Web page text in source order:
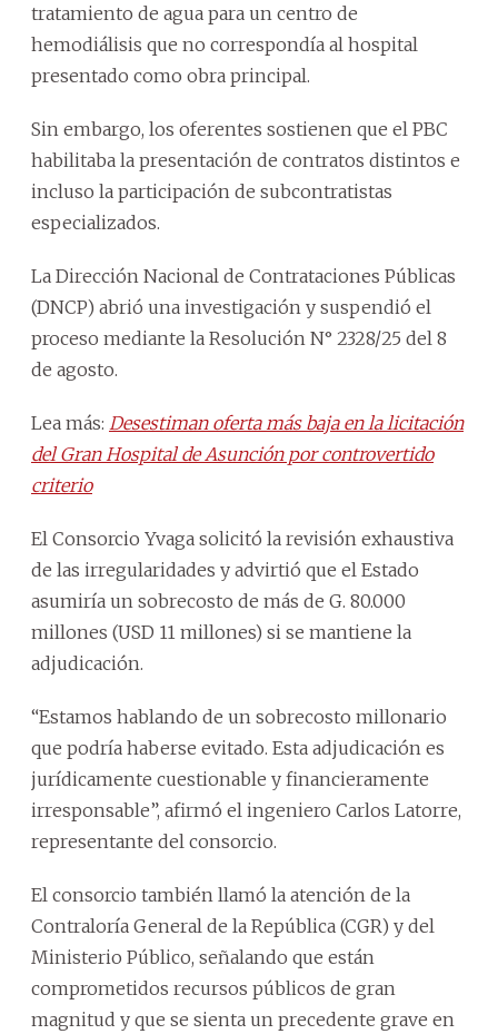
tratamiento de agua para un centro de
hemodiálisis que no correspondía al hospital
presentado como obra principal.
Sin embargo, los oferentes sostienen que el PBC
habilitaba la presentación de contratos distintos e
incluso la participación de subcontratistas
especializados.
La Dirección Nacional de Contrataciones Públicas
(DNCP) abrió una investigación y suspendió el
proceso mediante la Resolución N° 2328/25 del 8
de agosto.
Lea más: Desestiman oferta más baja en la licitación
del Gran Hospital de Asunción por controvertido
criterio
El Consorcio Yvaga solicitó la revisión exhaustiva
de las irregularidades y advirtió que el Estado
asumiría un sobrecosto de más de G. 80.000
millones (USD 11 millones) si se mantiene la
adjudicación.
“Estamos hablando de un sobrecosto millonario
que podría haberse evitado. Esta adjudicación es
jurídicamente cuestionable y financieramente
irresponsable”, afirmó el ingeniero Carlos Latorre,
representante del consorcio.
El consorcio también llamó la atención de la
Contraloría General de la República (CGR) y del
Ministerio Público, señalando que están
comprometidos recursos públicos de gran
magnitud y que se sienta un precedente grave en